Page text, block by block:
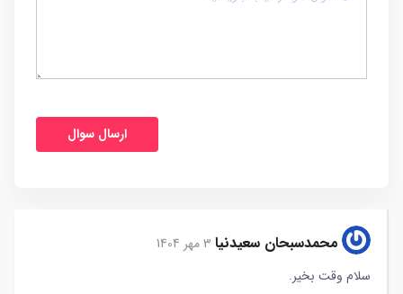
محمدسبحان سعیدنیا 3 مهر 1404
سلام وقت بخیر.